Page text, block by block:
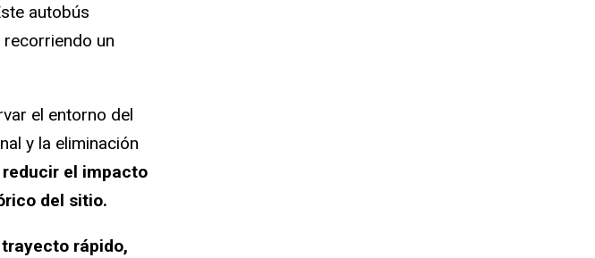
autobús
un
el entorno del
y la eliminación
el impacto
del sitio.
trayecto rápido,